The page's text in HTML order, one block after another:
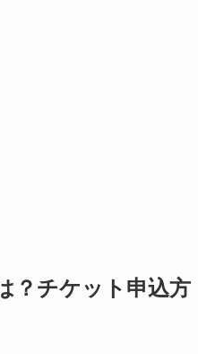
？チケット申込方